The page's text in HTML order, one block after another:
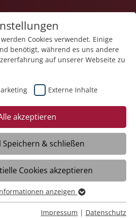
Service und Produkte
Cookies verwendet. Einige
benötigt, während es uns andere
auf unserer Webseite zu
Externe Inhalte
akzeptieren
Speichern & schließen
Cookies akzeptieren
für grundlegende Funktionen
anzeigen
Impressum | Datenschutz